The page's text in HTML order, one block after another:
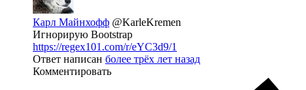
Карл Майнхофф @KarleKremen
Игнорирую Bootstrap
https://regex101.com/r/eYC3d9/1
Ответ написан более трёх лет назад
Комментировать